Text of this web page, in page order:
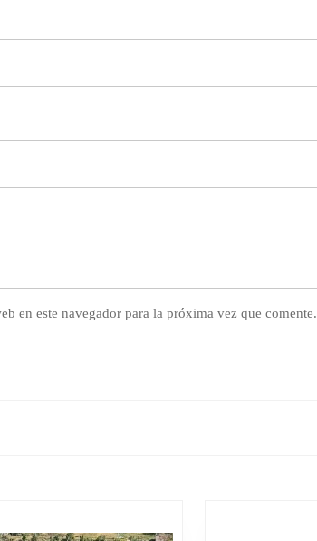
en este navegador para la próxima vez que comente.